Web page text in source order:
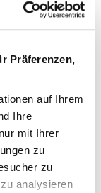
Präferenzen,
auf Ihrem
Ihre
mit Ihrer
zu
zu
analysieren